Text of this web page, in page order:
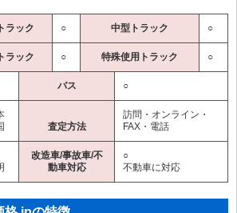
ラック ○ 中型トラック ○
ラック ○ 特殊使用トラック ○
バス ○
査定方法
訪問・オンライン・
FAX・電話
改造車/事故車/不
動車対応
○
不動車に対応